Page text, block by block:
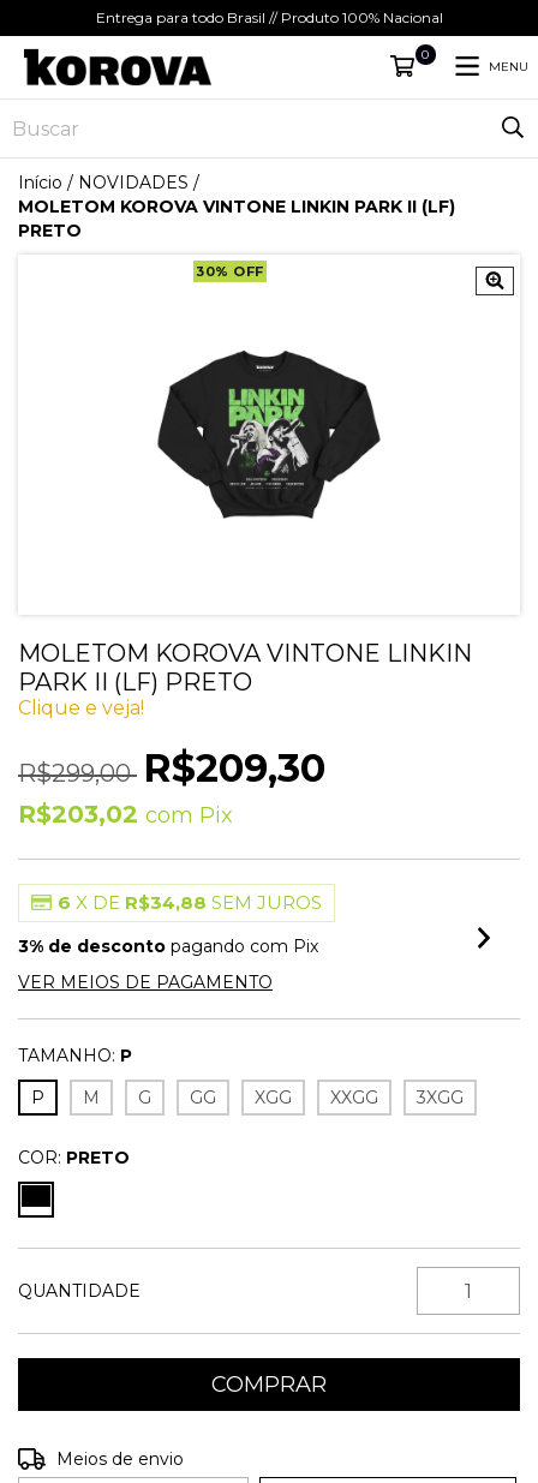
Entrega para todo Brasil // Produto 100% Nacional
0
MENU
Início / NOVIDADES /
MOLETOM KOROVA VINTONE LINKIN PARK II (LF)
PRETO
30% OFF
MOLETOM KOROVA VINTONE LINKIN
PARK II (LF) PRETO
Clique e veja!
R$299,00 R$209,30
R$203,02 com Pix
6 X DE R$34,88 SEM JUROS
3% de desconto pagando com Pix
VER MEIOS DE PAGAMENTO
TAMANHO: P
P
M G GG XGG XXGG 3XGG
COR: PRETO
QUANTIDADE
Entregas para o CEP:
Meios de envio